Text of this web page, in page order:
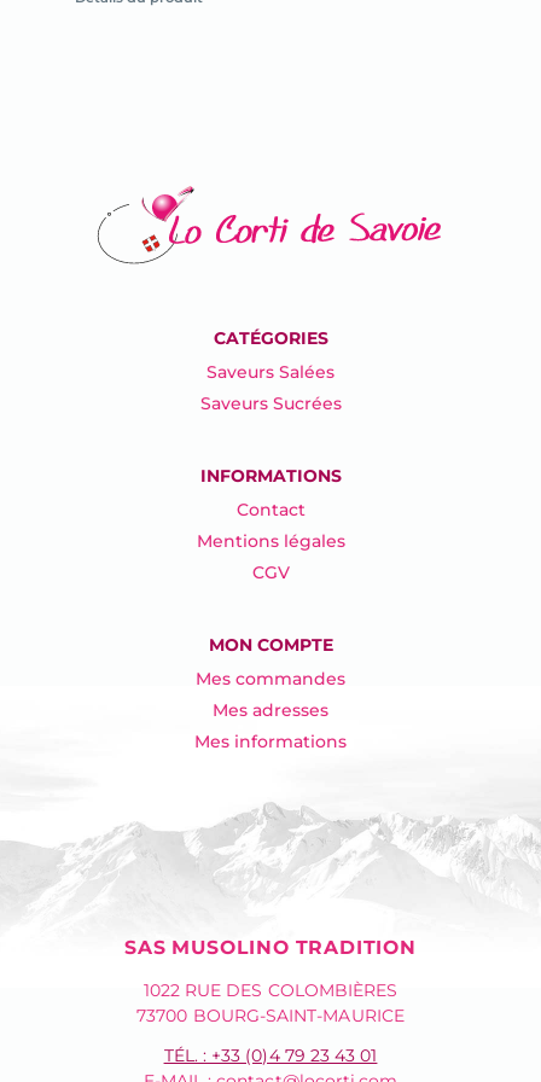
CATÉGORIES
Saveurs Salées
Saveurs Sucrées
INFORMATIONS
Contact
Mentions légales
CGV
MON COMPTE
Mes commandes
Mes adresses
Mes informations
SAS MUSOLINO TRADITION
1022 RUE DES COLOMBIÈRES
73700 BOURG-SAINT-MAURICE
TÉL. : +33 (0)4 79 23 43 01